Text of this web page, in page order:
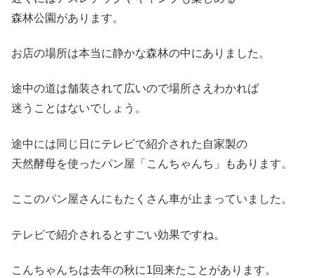
森林公園があります。
お店の場所は本当に静かな森林の中にありました。
途中の道は舗装されて広いので場所さえわかれば
迷うことはないでしょう。
途中には同じ日にテレビで紹介された自家製の
天然酵母を使ったパン屋「こんちゃんち」もあります。
ここのパン屋さんにもたくさん車が止まっていました。
テレビで紹介されるとすごい効果ですね。
こんちゃんちは去年の秋に1回来たことがあります。